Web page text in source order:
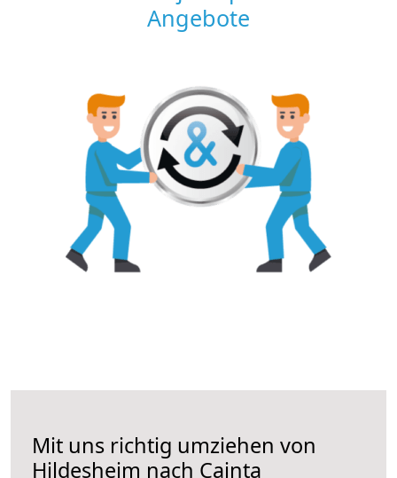
Angebote
Mit uns richtig umziehen von
Hildesheim nach Cainta